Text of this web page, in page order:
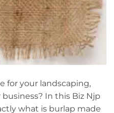
for your landscaping,
In this Biz Njp
what is burlap made